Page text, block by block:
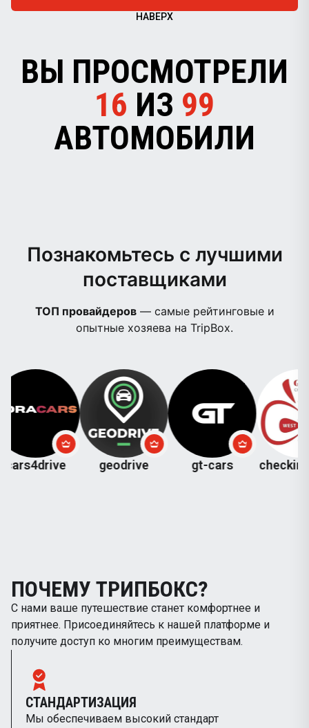
НАВЕРХ
ВЫ ПРОСМОТРЕЛИ
16 ИЗ 99
АВТОМОБИЛИ
Познакомьтесь с лучшими
поставщиками
ТОП провайдеров— самые рейтинговые и
опытные хозяева на TripBox.
geodrive gt-cars checkinkutaisi
ПОЧЕМУ ТРИПБОКС?
С нами ваше путешествие станет комфортнее и
приятнее. Присоединяйтесь к нашей платформе и
получите доступ ко многим преимуществам.
СТАНДАРТИЗАЦИЯ
Мы обеспечиваем высокий стандарт